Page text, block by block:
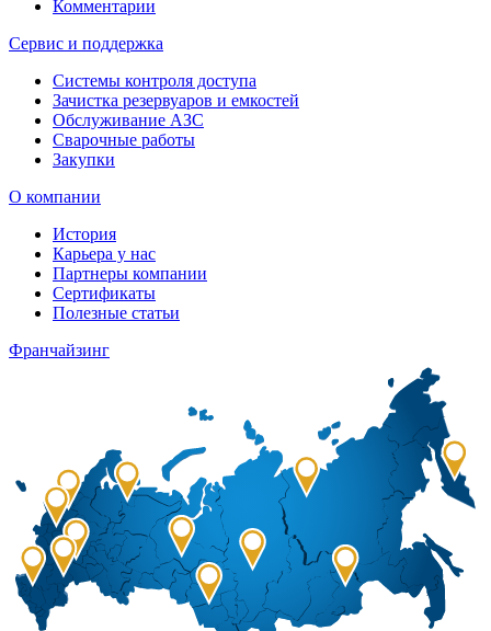
Комментарии
Сервис и поддержка
Системы контроля доступа
Зачистка резервуаров и емкостей
Обслуживание АЗС
Сварочные работы
Закупки
О компании
История
Карьера у нас
Партнеры компании
Сертификаты
Полезные статьи
Франчайзинг